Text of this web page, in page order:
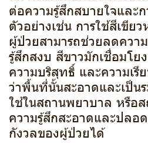
ต่อความรู้สึกสบายใจและ
ตัวอย่างเช่น การใช้สีเขีย
ผู้ป่วยสามารถช่วยลดควา
รู้สึกสงบ สีขาวมักเชื่อมโย
ความบริสุทธิ์ และความเรี
ว่าพื้นที่นั้นสะอาดและเป็น
ใช้ในสถานพยาบาล หรือ
ความรู้สึกสะอาดและปลอ
กังวลของผู้ป่วยได้